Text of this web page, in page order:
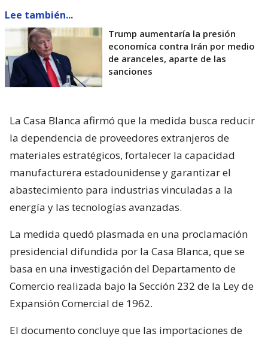
Lee también...
Trump aumentaría la presión
economíca contra Irán por medio
de aranceles, aparte de las
sanciones
La Casa Blanca afirmó que la medida busca reducir
la dependencia de proveedores extranjeros de
materiales estratégicos, fortalecer la capacidad
manufacturera estadounidense y garantizar el
abastecimiento para industrias vinculadas a la
energía y las tecnologías avanzadas.
La medida quedó plasmada en una proclamación
presidencial difundida por la Casa Blanca, que se
basa en una investigación del Departamento de
Comercio realizada bajo la Sección 232 de la Ley de
Expansión Comercial de 1962.
El documento concluye que las importaciones de